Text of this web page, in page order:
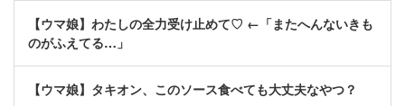
【ウマ娘】わたしの全力受け止めて♡ ←「またへんないきも
のがふえてる…」
【ウマ娘】タキオン、このソース食べても大丈夫なやつ？